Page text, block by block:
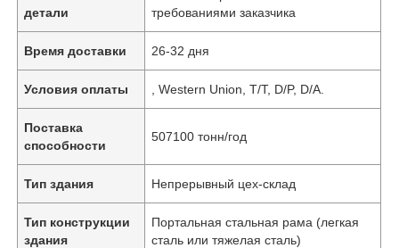
детали
требованиями заказчика
Время доставки 26-32 дня
Условия оплаты , Western Union, T/T, D/P, D/A.
Поставка
способности
507100 тонн/год
Тип здания Непрерывный цех-склад
Тип конструкции
здания
Портальная стальная рама (легкая
сталь или тяжелая сталь)